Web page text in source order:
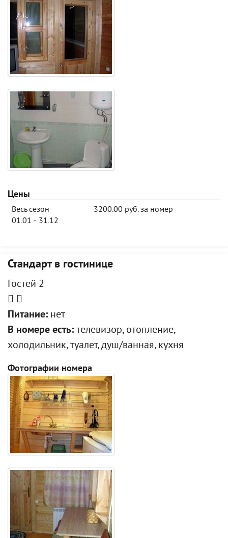
Цены
Весь сезон
01.01 - 31.12
3200.00 руб. за номер
Стандарт в гостинице
Гостей 2
Питание: нет
В номере есть: телевизор, отопление,
холодильник, туалет, душ/ванная, кухня
Фотографии номера